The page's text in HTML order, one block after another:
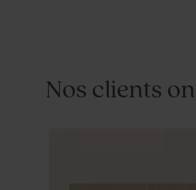
Nos clients